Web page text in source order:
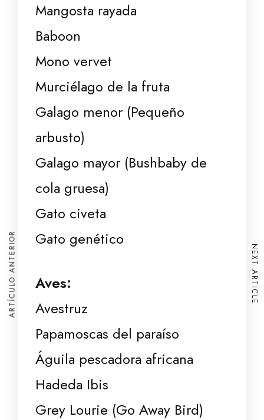
Mangosta rayada
Baboon
Mono vervet
Murciélago de la fruta
Galago menor (Pequeño
arbusto)
Galago mayor (Bushbaby de
cola gruesa)
Gato civeta
Gato genético
Aves:
Avestruz
Papamoscas del paraíso
Águila pescadora africana
Hadeda Ibis
Grey Lourie (Go Away Bird)
ARTÍCULO ANTERIOR NEXT ARTICLE